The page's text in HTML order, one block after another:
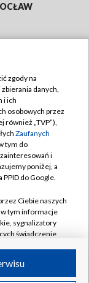
zgody na
danych,
i ich
osobowych przez
również „TVP”),
Zaufanych
tym do
i
poniżej, a
do Google.
Ciebie naszych
w tym informacje
sygnalizatory
świadczenie